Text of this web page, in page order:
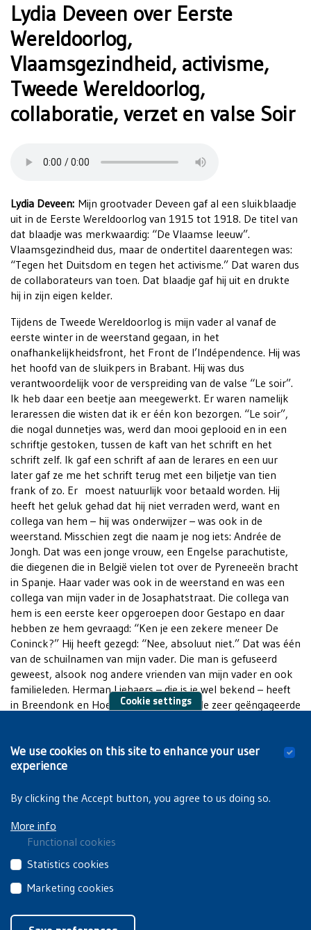
Lydia Deveen over Eerste
Wereldoorlog,
Vlaamsgezindheid, activisme,
Tweede Wereldoorlog,
collaboratie, verzet en valse Soir
Lydia Deveen: Mijn grootvader Deveen gaf al een sluikblaadje
uit in de Eerste Wereldoorlog van 1915 tot 1918. De titel van
dat blaadje was merkwaardig: “De Vlaamse leeuw”.
Vlaamsgezindheid dus, maar de ondertitel daarentegen was:
“Tegen het Duitsdom en tegen het activisme.” Dat waren dus
de collaborateurs van toen. Dat blaadje gaf hij uit en drukte
hij in zijn eigen kelder.
Tijdens de Tweede Wereldoorlog is mijn vader al vanaf de
eerste winter in de weerstand gegaan, in het
onafhankelijkheidsfront, het Front de l’Indépendence. Hij was
het hoofd van de sluikpers in Brabant. Hij was dus
verantwoordelijk voor de verspreiding van de valse “Le soir”.
Ik heb daar een beetje aan meegewerkt. Er waren namelijk
leraressen die wisten dat ik er één kon bezorgen. “Le soir”,
die nogal dunnetjes was, werd dan mooi geplooid en in een
schriftje gestoken, tussen de kaft van het schrift en het
schrift zelf. Ik gaf een schrift af aan de lerares en een uur
later gaf ze me het schrift terug met een biljetje van tien
frank of zo. Er moest natuurlijk voor betaald worden. Hij
heeft het geluk gehad dat hij niet verraden werd, want en
collega van hem – hij was onderwijzer – was ook in de
weerstand. Misschien zegt die naam je nog iets: Andrée de
Jongh. Dat was een jonge vrouw, een Engelse parachutiste,
die diegenen die in België vielen tot over de Pyreneeën bracht
in Spanje. Haar vader was ook in de weerstand en was een
collega van mijn vader in de Josaphatstraat. Die collega van
hem is een eerste keer opgeroepen door Gestapo en daar
hebben ze hem gevraagd: “Ken je een zekere meneer De
Coninck?” Hij heeft gezegd: “Nee, absoluut niet.” Dat was één
van de schuilnamen van mijn vader. Die man is gefuseerd
geweest, alsook nog andere vrienden van mijn vader en ook
familieleden. Herman Liebaers – die is je wel bekend – heeft
in Breendonk en Hoei gezeten. Wilchar, de zeer geëngageerde
geweest. In zijn werken was hij zeer antikapitalistisch en hij
heeft ook in Breendonk gezeten.
Privacyverklaring
Cookie settings
We use cookies on this site to enhance your user
experience
By clicking the Accept button, you agree to us doing so.
More info
Functional cookies
These
are
Statistics cookies
These
party
Marketing cookies
third